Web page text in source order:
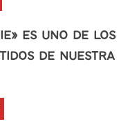
es uno de los
de nuestra